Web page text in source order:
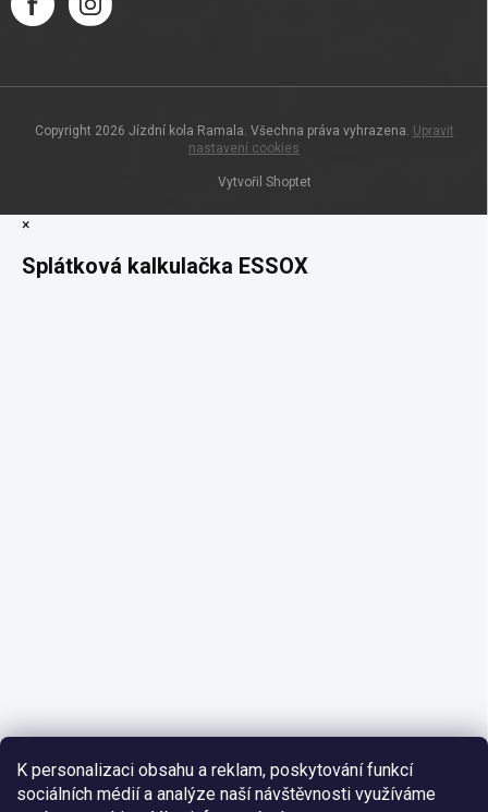
K personalizaci obsahu a reklam, poskytování funkcí
sociálních médií a analýze naší návštěvnosti využíváme
Vytvořil Shoptet
Copyright 2026 Jízdní kola Ramala. Všechna práva vyhrazena. Upravit
nastavení cookies
×
Splátková kalkulačka ESSOX